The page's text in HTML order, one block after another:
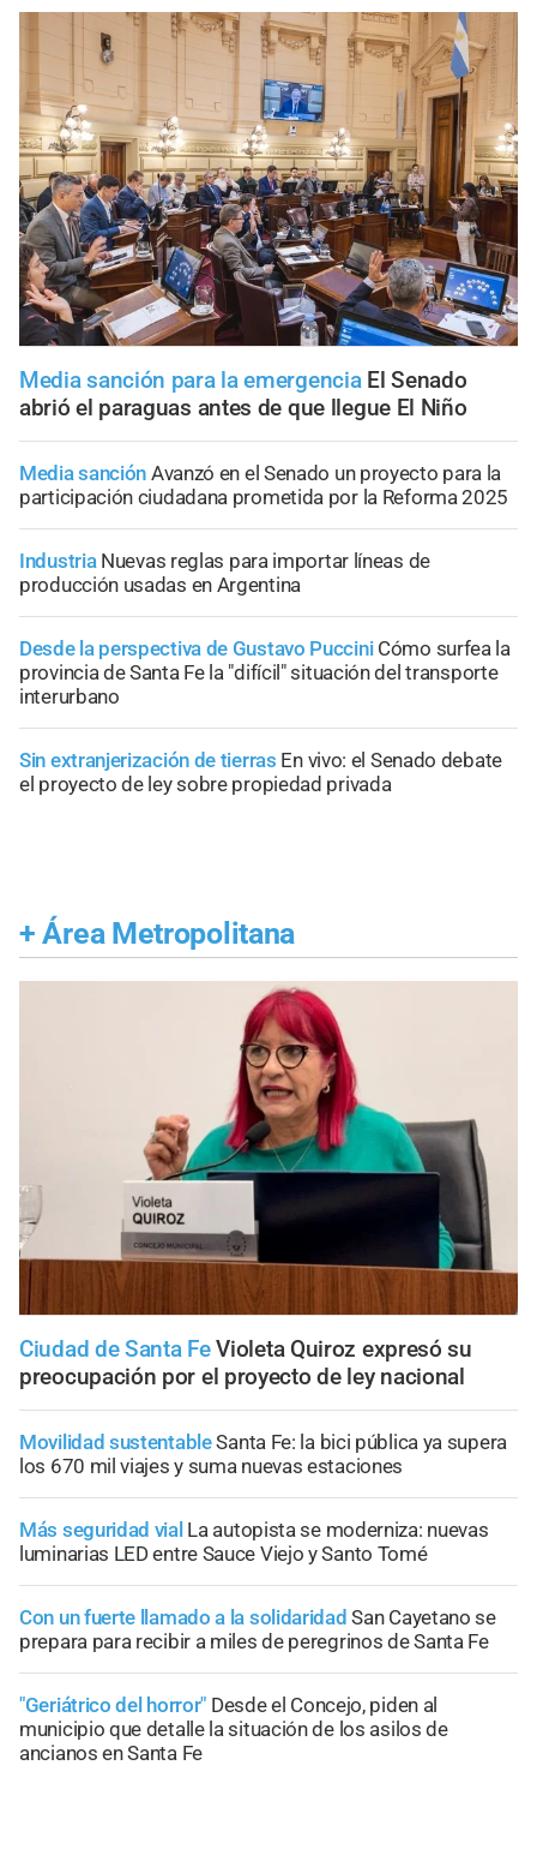
Media sanción para la emergencia El Senado
abrió el paraguas antes de que llegue El Niño
Media sanción Avanzó en el Senado un proyecto para la
participación ciudadana prometida por la Reforma 2025
Industria Nuevas reglas para importar líneas de
producción usadas en Argentina
Desde la perspectiva de Gustavo Puccini Cómo surfea la
provincia de Santa Fe la "difícil" situación del transporte
interurbano
Sin extranjerización de tierras En vivo: el Senado debate
el proyecto de ley sobre propiedad privada
+ Área Metropolitana
Ciudad de Santa Fe Violeta Quiroz expresó su
preocupación por el proyecto de ley nacional
Movilidad sustentableSanta Fe: la bici pública ya supera
los 670 mil viajes y suma nuevas estaciones
Más seguridad vial La autopista se moderniza: nuevas
luminarias LED entre Sauce Viejo y Santo Tomé
Con un fuerte llamado a la solidaridad San Cayetano se
prepara para recibir a miles de peregrinos de Santa Fe
"Geriátrico del horror" Desde el Concejo, piden al
municipio que detalle la situación de los asilos de
ancianos en Santa Fe